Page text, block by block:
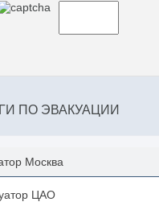
ПО ЭВАКУАЦИИ
Москва
ЦАО